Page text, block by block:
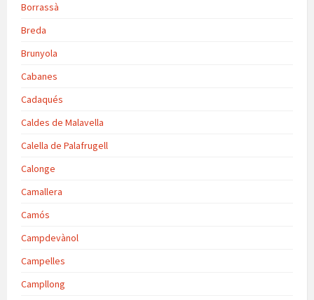
Borrassà
Breda
Brunyola
Cabanes
Cadaqués
Caldes de Malavella
Calella de Palafrugell
Calonge
Camallera
Camós
Campdevànol
Campelles
Campllong